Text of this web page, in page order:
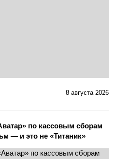
8 августа 2026
по кассовым сборам
— и это не «Титаник»